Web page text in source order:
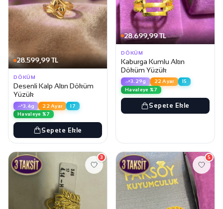
28.599,99 TL
DÖKÜM
Desenli Kalp Altın Döküm
Yüzük
3.4g 22 Ayar
17
Havaleye %7
Sepete Ekle
28.699,99 TL
DÖKÜM
Kaburga Kumlu Altın
Döküm Yüzük
3.29g 22 Ayar
15
Havaleye %7
Sepete Ekle
3 5